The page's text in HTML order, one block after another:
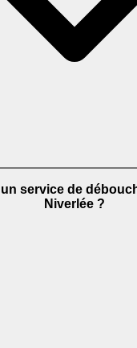
service de
Niverlée ?